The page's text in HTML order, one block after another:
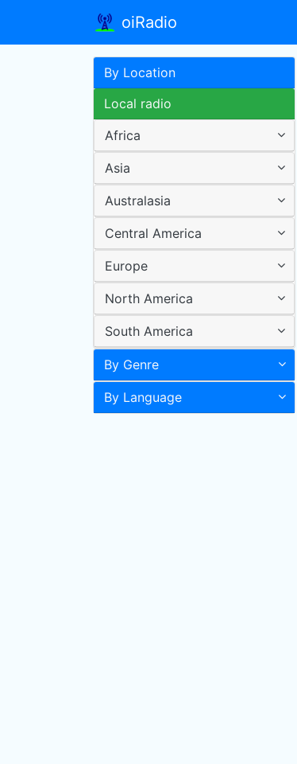
oiRadio
By Location
Local radio
Africa
Asia
Australasia
Central America
Europe
North America
South America
By Genre
By Language